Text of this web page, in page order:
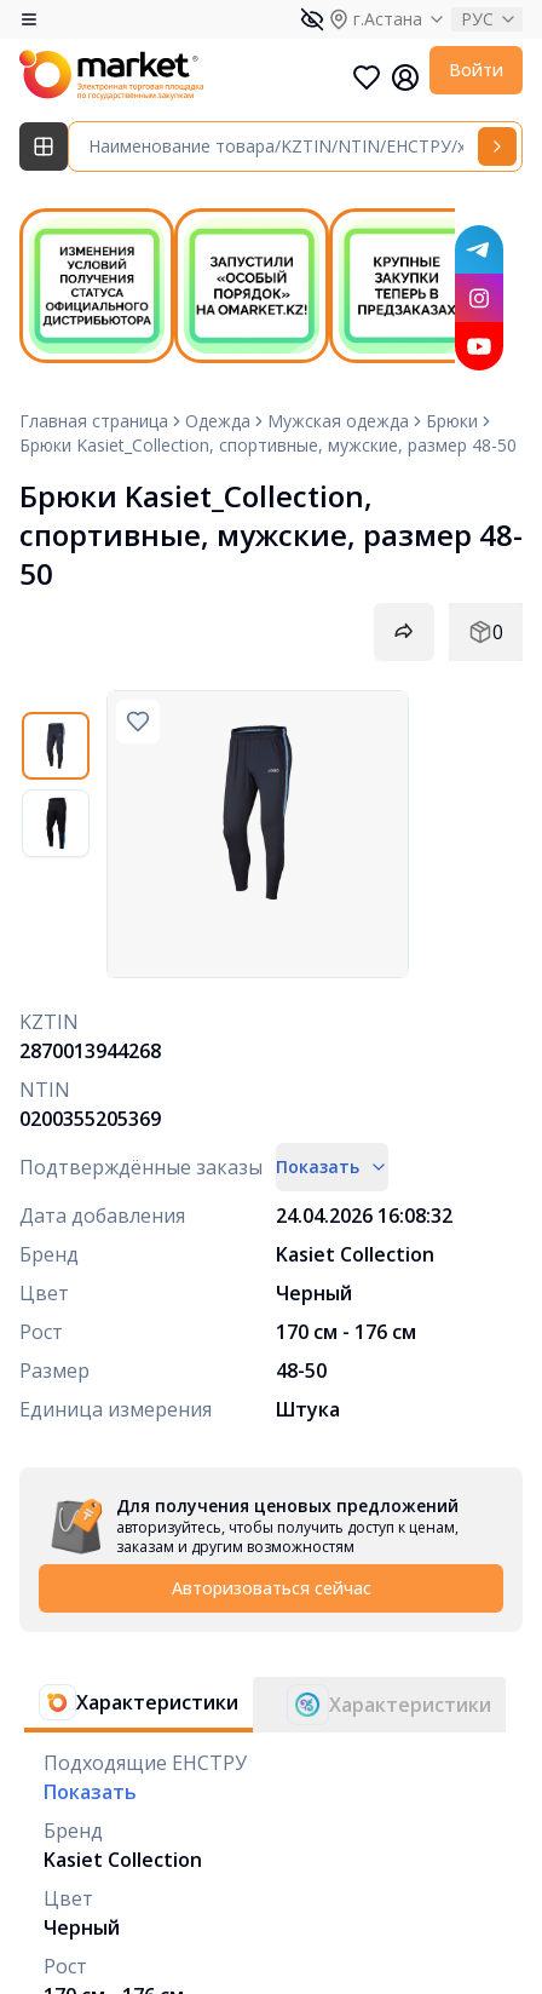
г.Астана РУС
Войти
Главная страница Одежда Мужская одежда
Брюки
Брюки Kasiet_Collection, спортивные, мужские, размер 48-50
Брюки Kasiet_Collection,
спортивные, мужские, размер 48-
50
0
KZTIN
2870013944268
NTIN
0200355205369
Подтверждённые заказы
Показать
Дата добавления
24.04.2026 16:08:32
Бренд
Kasiet Collection
Цвет
Черный
Рост
170 см - 176 см
Размер
48-50
Единица измерения
Штука
Для получения ценовых предложений
авторизуйтесь, чтобы получить доступ к ценам,
заказам и другим возможностям
Авторизоваться сейчас
Характеристики Характеристики
Подходящие ЕНСТРУ
Показать
Бренд
Kasiet Collection
Цвет
Черный
Рост